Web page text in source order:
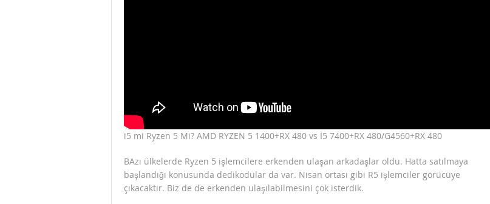
i5 mi Ryzen 5 Mi? AMD RYZEN 5 1400+RX 480 vs İ5 7400+RX 480/G4560+RX 480
BAzı ülkelerde Ryzen 5 işlemcilere erkenden ulaşan arkadaşlar oldu. Hatta satılmaya
başlandığı konusunda dedikodular da var. Nisan ortası gibi R5 işlemciler görücüye
çıkacaktır. Biz de de erkenden ulaşılabilmesini çok isterdik.